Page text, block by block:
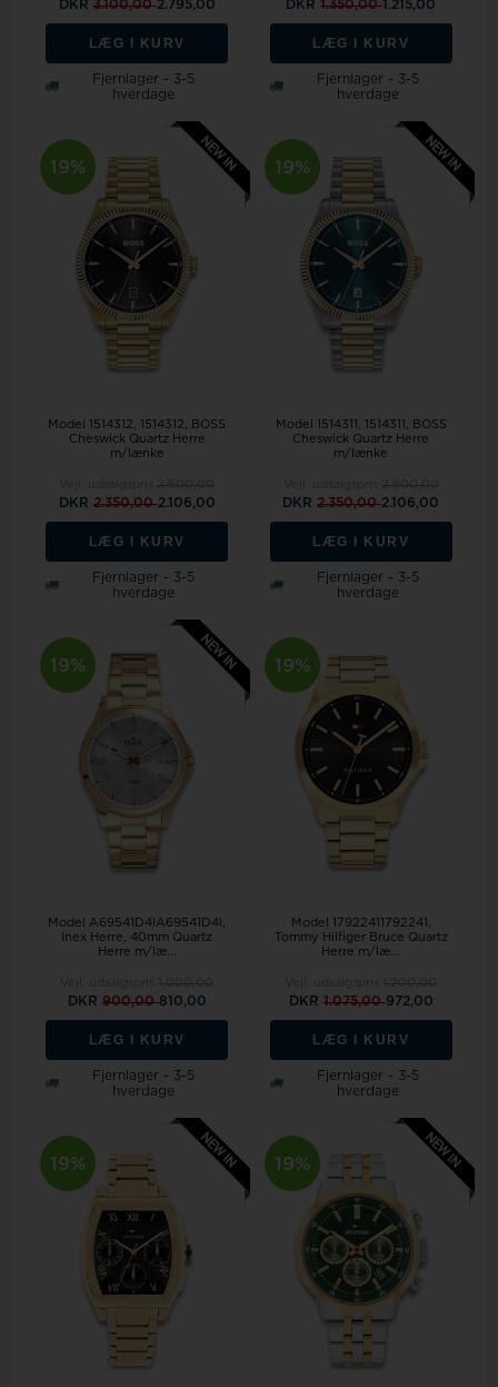
DKR 3.100,002.795,00
LÆG I KURV
Fjernlager - 3-5
hverdage
DKR1.350,001.215,00
LÆG I KURV
Fjernlager - 3-5
hverdage
19%
Model 1514312
1514312, BOSS
Cheswick Quartz Herre
m/lænke
DKR 2.350,002.106,00
LÆG I KURV
Fjernlager - 3-5
hverdage
19%
Model 1514311
1514311, BOSS
Cheswick Quartz Herre
m/lænke
DKR2.350,002.106,00
LÆG I KURV
Fjernlager - 3-5
hverdage
19%
Model A69541D4IA69541D4I,
Inex Herre, 40mm Quartz
Herre m/læ...
DKR 900,00810,00
LÆG I KURV
Fjernlager - 3-5
hverdage
19%
Model 17922411792241,
Tommy Hilfiger Bruce Quartz
Herre m/læ...
DKR 1.075,00972,00
LÆG I KURV
Fjernlager - 3-5
hverdage
19% 19%